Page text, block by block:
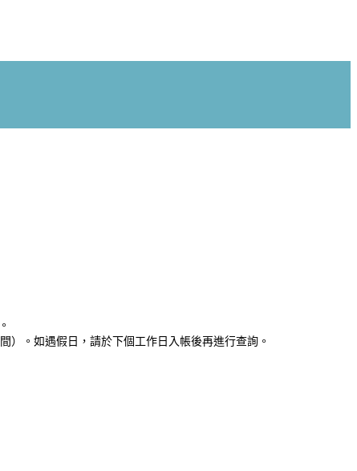
）。如遇假日，請於下個工作日入帳後再進行查詢。